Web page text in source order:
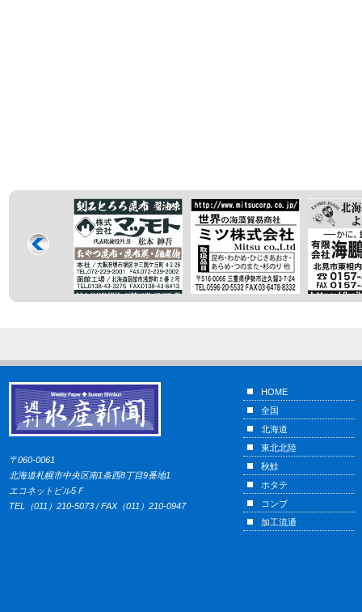
〒060-0061
北海道札幌市中央区南1条西8丁目9番地1
エコネットビル5Ｆ
TEL（011）210-5073 / FAX（011）210-0947
HOME
全国
北海道
東北北陸
秋鮭
ホタテ
コンブ
加工流通